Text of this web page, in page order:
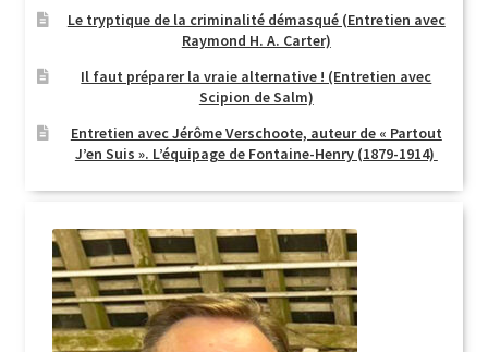
Le tryptique de la criminalité démasqué (Entretien avec
Raymond H. A. Carter)
Il faut préparer la vraie alternative ! (Entretien avec
Scipion de Salm)
Entretien avec Jérôme Verschoote, auteur de « Partout
J’en Suis ». L’équipage de Fontaine-Henry (1879-1914)